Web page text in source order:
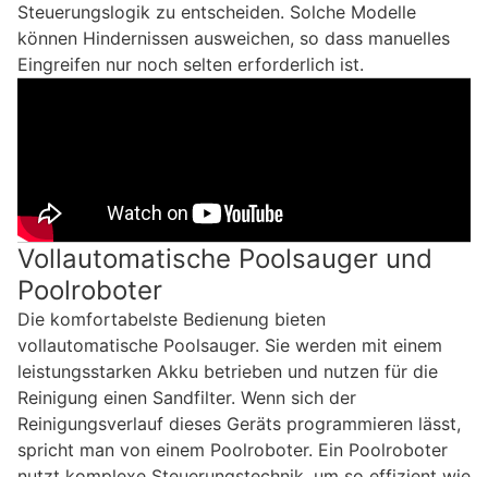
Steuerungslogik zu entscheiden. Solche Modelle
können Hindernissen ausweichen, so dass manuelles
Eingreifen nur noch selten erforderlich ist.
Vollautomatische Poolsauger und
Poolroboter
Die komfortabelste Bedienung bieten
vollautomatische Poolsauger. Sie werden mit einem
leistungsstarken Akku betrieben und nutzen für die
Reinigung einen Sandfilter. Wenn sich der
Reinigungsverlauf dieses Geräts programmieren lässt,
spricht man von einem Poolroboter. Ein Poolroboter